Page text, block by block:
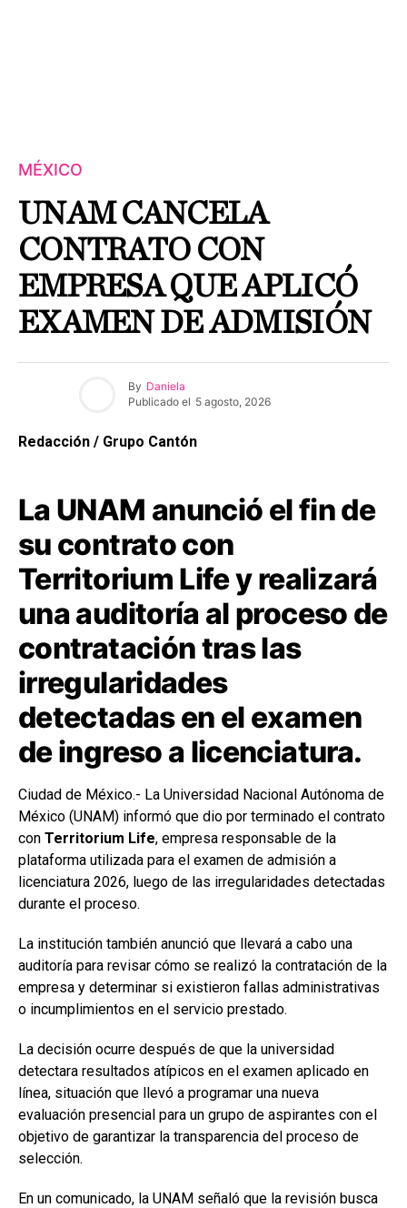
MÉXICO
UNAM CANCELA
CONTRATO CON
EMPRESA QUE APLICÓ
EXAMEN DE ADMISIÓN
By Daniela
Publicado el 5 agosto, 2026
Redacción / Grupo Cantón
La UNAM anunció el fin de
su contrato con
Territorium Life y realizará
una auditoría al proceso de
contratación tras las
irregularidades
detectadas en el examen
de ingreso a licenciatura.
Ciudad de México.- La Universidad Nacional Autónoma de
México (UNAM) informó que dio por terminado el contrato
con Territorium Life, empresa responsable de la
plataforma utilizada para el examen de admisión a
licenciatura 2026, luego de las irregularidades detectadas
durante el proceso.
La institución también anunció que llevará a cabo una
auditoría para revisar cómo se realizó la contratación de la
empresa y determinar si existieron fallas administrativas
o incumplimientos en el servicio prestado.
La decisión ocurre después de que la universidad
detectara resultados atípicos en el examen aplicado en
línea, situación que llevó a programar una nueva
evaluación presencial para un grupo de aspirantes con el
objetivo de garantizar la transparencia del proceso de
selección.
En un comunicado, la UNAM señaló que la revisión busca